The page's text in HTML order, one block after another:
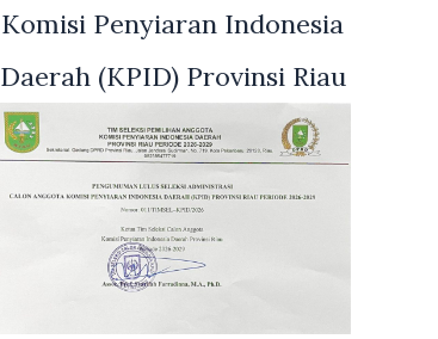
Komisi Penyiaran Indonesia
Daerah (KPID) Provinsi Riau